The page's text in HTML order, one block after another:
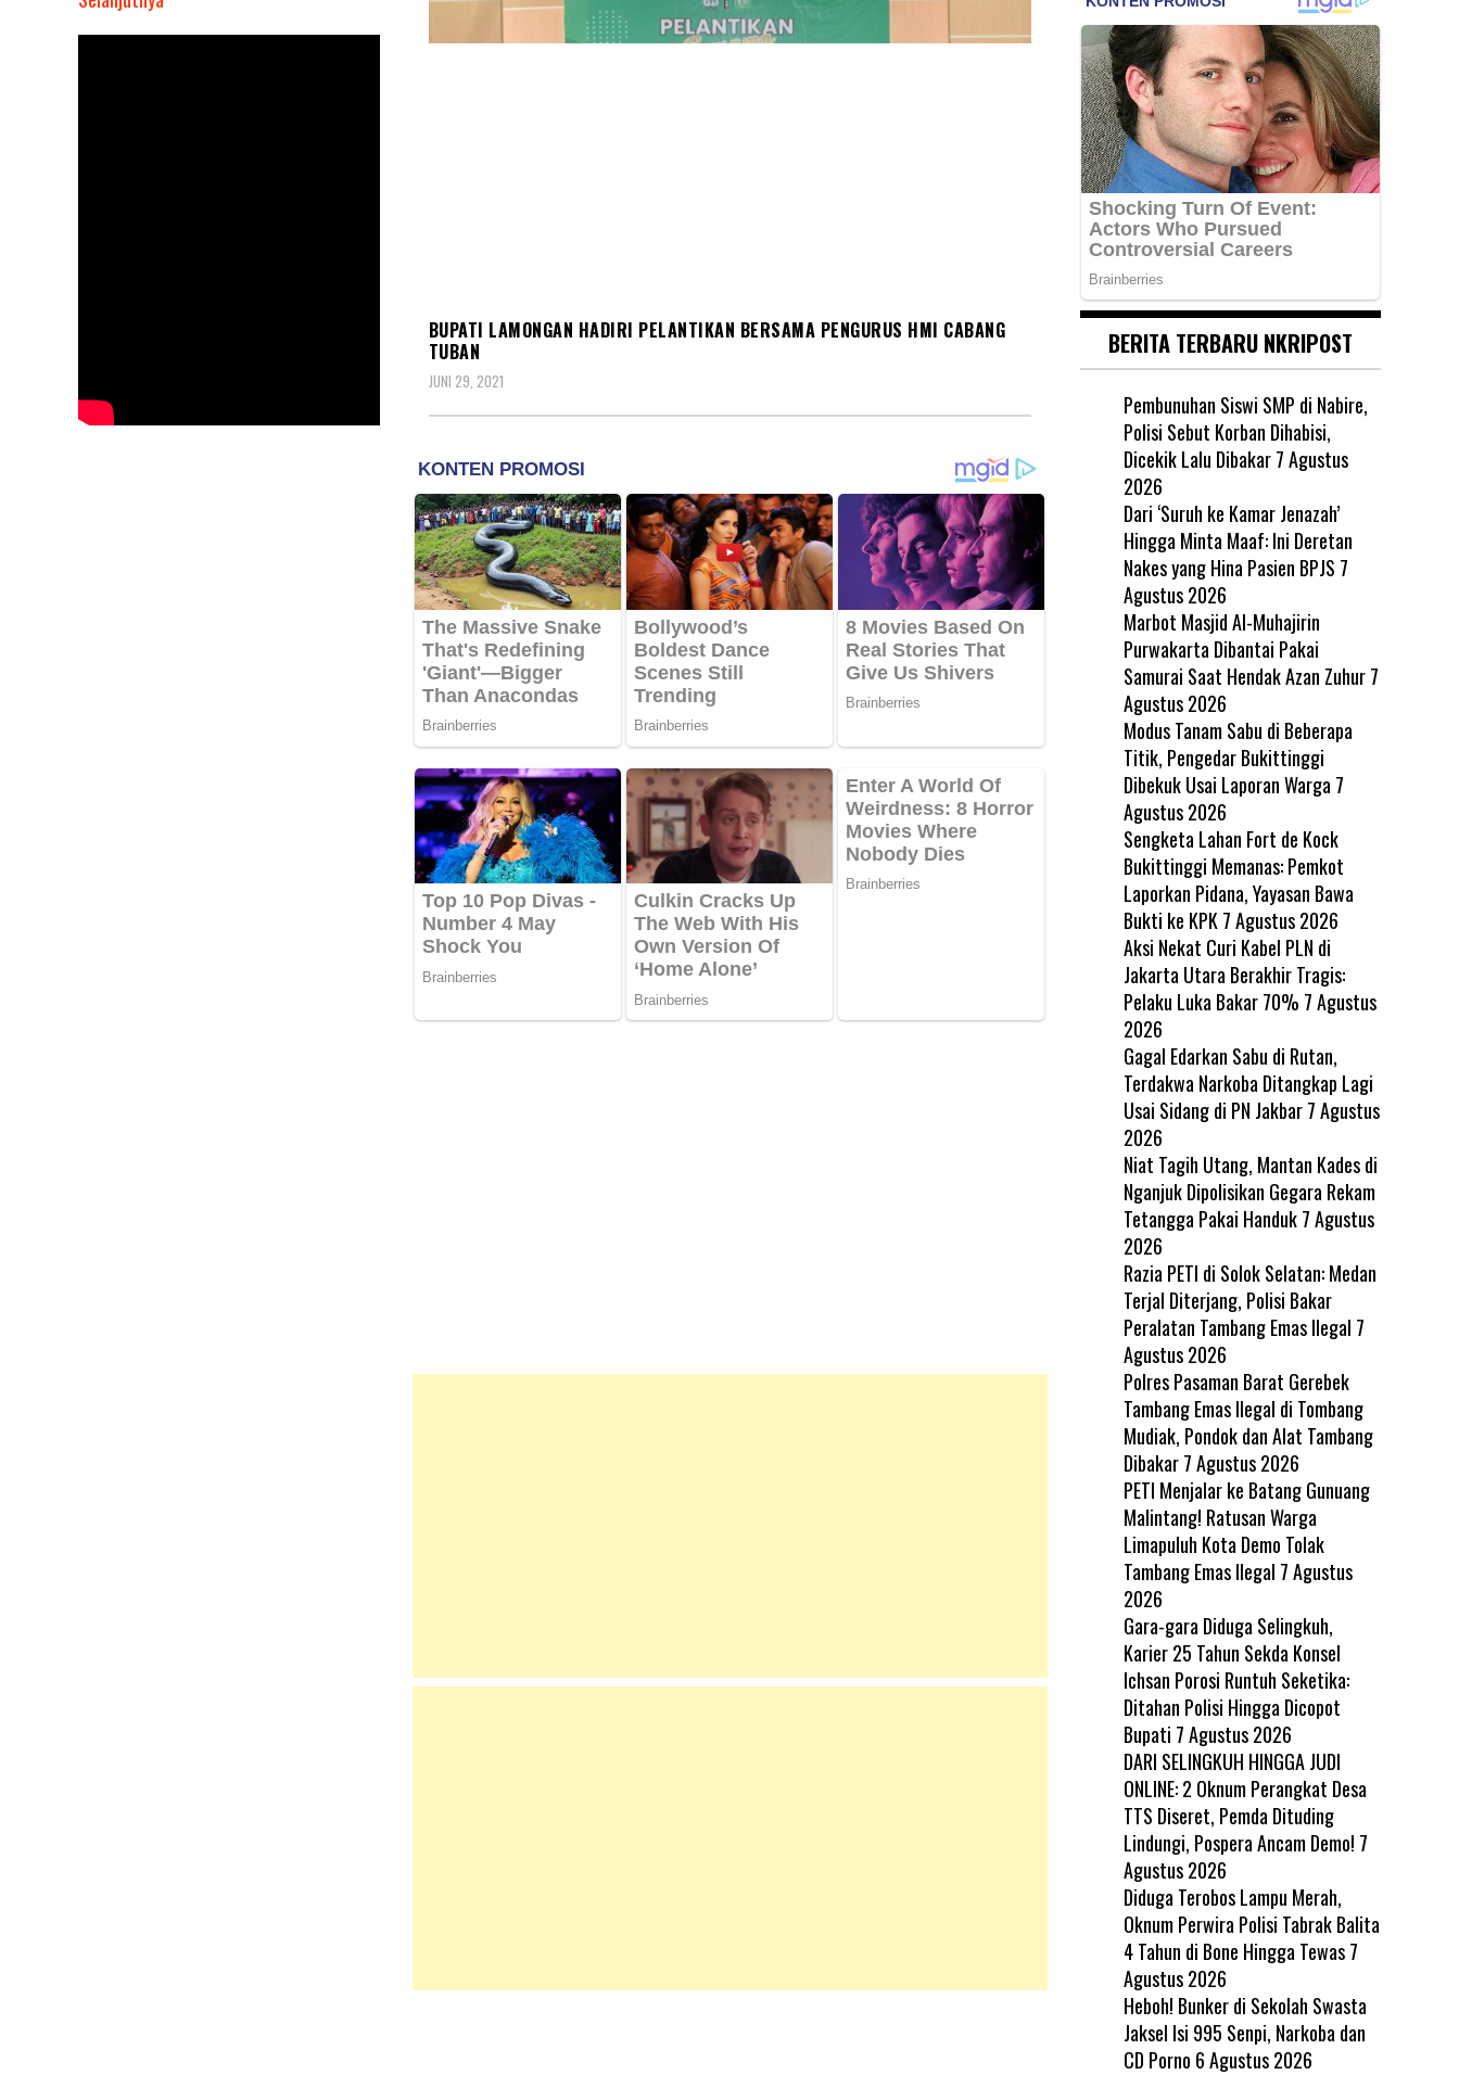
BUPATI LAMONGAN HADIRI PELANTIKAN BERSAMA PENGURUS HMI CABANG
TUBAN
JUNI 29, 2021
BERITA TERBARU NKRIPOST
Pembunuhan Siswi SMP di Nabire,
Polisi Sebut Korban Dihabisi,
Dicekik Lalu Dibakar 7 Agustus
2026
Dari ‘Suruh ke Kamar Jenazah’
Hingga Minta Maaf: Ini Deretan
Nakes yang Hina Pasien BPJS 7
Agustus 2026
Marbot Masjid Al-Muhajirin
Purwakarta Dibantai Pakai
Samurai Saat Hendak Azan Zuhur 7
Agustus 2026
Modus Tanam Sabu di Beberapa
Titik, Pengedar Bukittinggi
Dibekuk Usai Laporan Warga 7
Agustus 2026
Sengketa Lahan Fort de Kock
Bukittinggi Memanas: Pemkot
Laporkan Pidana, Yayasan Bawa
Bukti ke KPK 7 Agustus 2026
Aksi Nekat Curi Kabel PLN di
Jakarta Utara Berakhir Tragis:
Pelaku Luka Bakar 70% 7 Agustus
2026
Gagal Edarkan Sabu di Rutan,
Terdakwa Narkoba Ditangkap Lagi
Usai Sidang di PN Jakbar 7 Agustus
2026
Niat Tagih Utang, Mantan Kades di
Nganjuk Dipolisikan Gegara Rekam
Tetangga Pakai Handuk 7 Agustus
2026
Razia PETI di Solok Selatan: Medan
Terjal Diterjang, Polisi Bakar
Peralatan Tambang Emas Ilegal 7
Agustus 2026
Polres Pasaman Barat Gerebek
Tambang Emas Ilegal di Tombang
Mudiak, Pondok dan Alat Tambang
Dibakar 7 Agustus 2026
PETI Menjalar ke Batang Gunuang
Malintang! Ratusan Warga
Limapuluh Kota Demo Tolak
Tambang Emas Ilegal 7 Agustus
2026
Gara-gara Diduga Selingkuh,
Karier 25 Tahun Sekda Konsel
Ichsan Porosi Runtuh Seketika:
Ditahan Polisi Hingga Dicopot
Bupati 7 Agustus 2026
DARI SELINGKUH HINGGA JUDI
ONLINE: 2 Oknum Perangkat Desa
TTS Diseret, Pemda Dituding
Lindungi, Pospera Ancam Demo! 7
Agustus 2026
Diduga Terobos Lampu Merah,
Oknum Perwira Polisi Tabrak Balita
4 Tahun di Bone Hingga Tewas 7
Agustus 2026
Heboh! Bunker di Sekolah Swasta
Jaksel Isi 995 Senpi, Narkoba dan
CD Porno 6 Agustus 2026